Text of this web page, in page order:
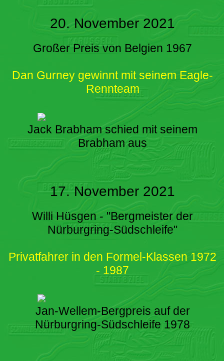
20. November 2021
Großer Preis von Belgien 1967
Dan Gurney gewinnt mit seinem Eagle-
Rennteam
Jack Brabham schied mit seinem
Brabham aus
17. November 2021
Willi Hüsgen - "Bergmeister der
Nürburgring-Südschleife"
Privatfahrer in den Formel-Klassen 1972
- 1987
Jan-Wellem-Bergpreis auf der
Nürburgring-Südschleife 1978